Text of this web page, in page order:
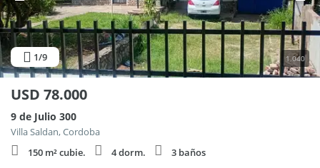
1/9 1.040
USD 78.000
9 de Julio 300
Villa Saldan, Cordoba
150 m² cubie.
4 dorm.
3 baños